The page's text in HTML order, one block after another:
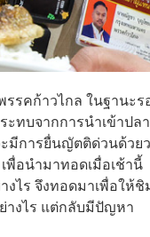
รคก้าวไกล ในฐานะร
ทบจากการนำเข้าปลา
มีการยื่นญัตติด่วนด้วย
พื่อนำมาทอดเมื่อเช้านี้
งไร จึงทอดมาเพื่อให้ชิ
างไร แต่กลับมีปัญหา